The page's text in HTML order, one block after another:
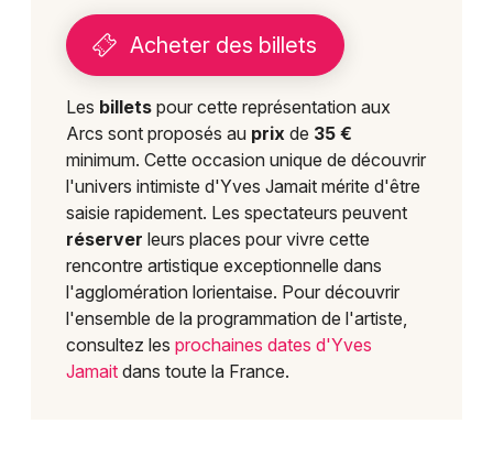
Acheter des billets
Les billets pour cette représentation aux
Arcs sont proposés au prix de 35 €
minimum. Cette occasion unique de découvrir
l'univers intimiste d'Yves Jamait mérite d'être
saisie rapidement. Les spectateurs peuvent
réserver leurs places pour vivre cette
rencontre artistique exceptionnelle dans
l'agglomération lorientaise. Pour découvrir
l'ensemble de la programmation de l'artiste,
consultez les prochaines dates d'Yves
Jamait dans toute la France.